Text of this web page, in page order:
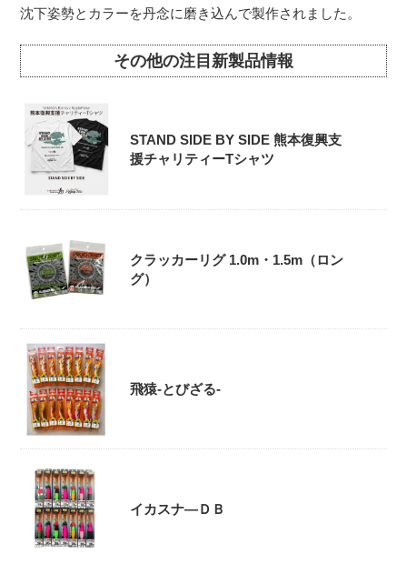
沈下姿勢とカラーを丹念に磨き込んで製作されました。
その他の注目新製品情報
STAND SIDE BY SIDE 熊本復興支
援チャリティーTシャツ
クラッカーリグ 1.0m・1.5m（ロン
グ）
飛猿-とびざる-
イカスナ―ＤＢ